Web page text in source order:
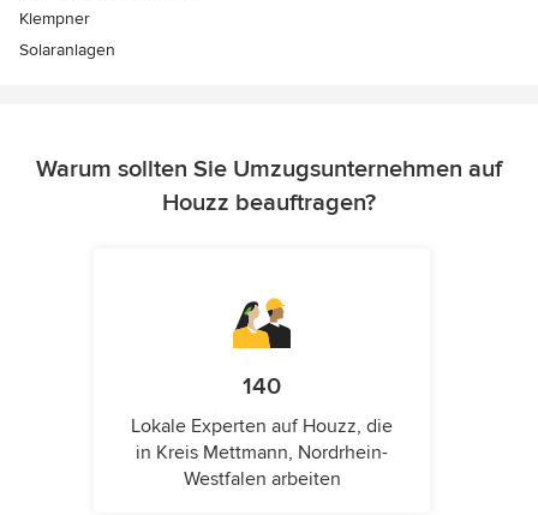
Klempner
Solaranlagen
Warum sollten Sie Umzugsunternehmen auf
Houzz beauftragen?
140
Lokale Experten auf Houzz, die
in Kreis Mettmann, Nordrhein-
Westfalen arbeiten